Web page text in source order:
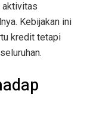
aktivitas
Kebijakan ini
kredit tetapi